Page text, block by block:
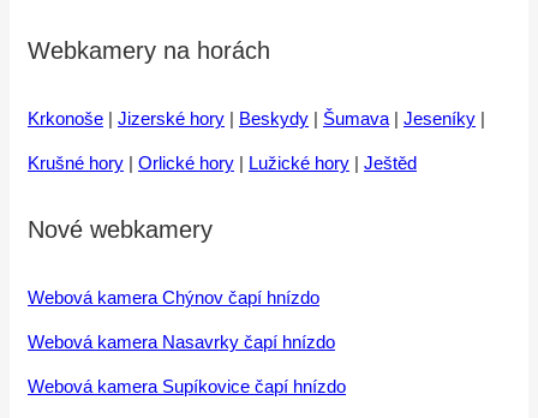
Webkamery na horách
Krkonoše | Jizerské hory | Beskydy | Šumava | Jeseníky |
Krušné hory | Orlické hory | Lužické hory | Ještěd
Nové webkamery
Webová kamera Chýnov čapí hnízdo
Webová kamera Nasavrky čapí hnízdo
Webová kamera Supíkovice čapí hnízdo